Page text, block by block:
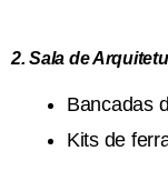
2. Sala de
Bancadas
Kits de